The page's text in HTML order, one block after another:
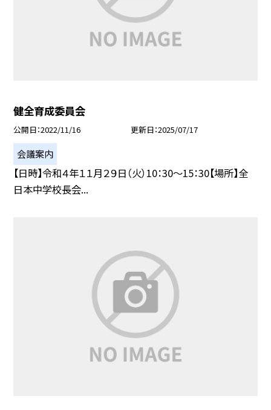
健全育成委員会
公開日 2022/11/16 更新日 2025/07/17
会議案内
【日時】令和４年１１月２９日（火）10：30〜15：30【場所】全
日本中学校長会...